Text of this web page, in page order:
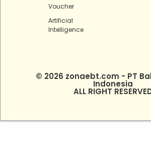
Voucher
Artificial
Intelligence
© 2026 zonaebt.com - PT
Indonesia
ALL RIGHT